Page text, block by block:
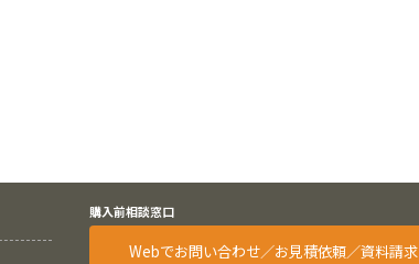
購入前相談窓口
Webでお問い合わせ／お見積依頼／資料請求